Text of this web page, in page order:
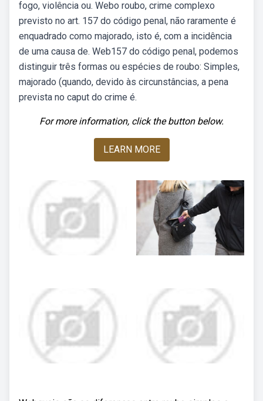
fogo, violência ou. Webo roubo, crime complexo
previsto no art. 157 do código penal, não raramente é
enquadrado como majorado, isto é, com a incidência
de uma causa de. Web157 do código penal, podemos
distinguir três formas ou espécies de roubo: Simples,
majorado (quando, devido às circunstâncias, a pena
prevista no caput do crime é.
For more information, click the button below.
LEARN MORE